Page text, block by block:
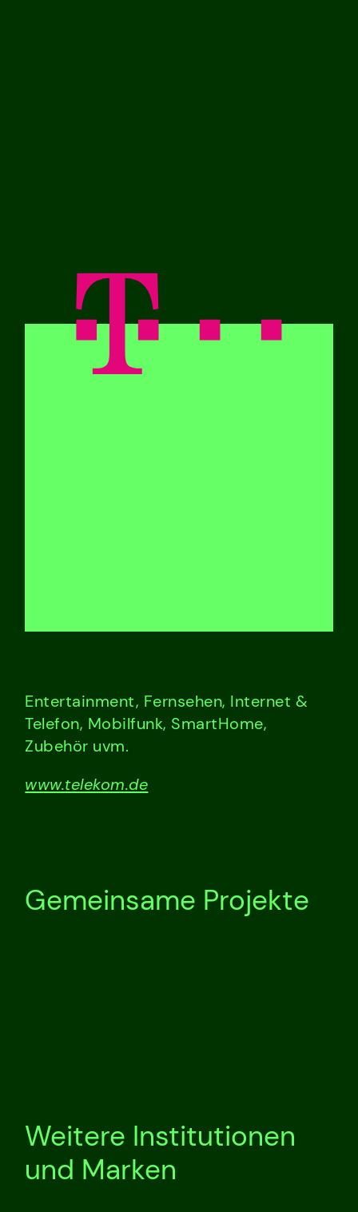
Entertainment, Fernsehen, Internet &
Telefon, Mobilfunk, SmartHome,
Zubehör uvm.
www.telekom.de
Gemeinsame Projekte
Weitere Institutionen
und Marken